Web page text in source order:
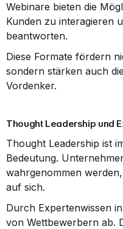
Webinare bieten die
Kunden zu interagieren
beantworten.
Diese Formate fördern
sondern stärken auch
Vordenker.
Thought Leadership und
Thought Leadership ist
Bedeutung.
wahrgenommen
auf sich.
Durch Expertenwissen
von Wettbewerbern ab.